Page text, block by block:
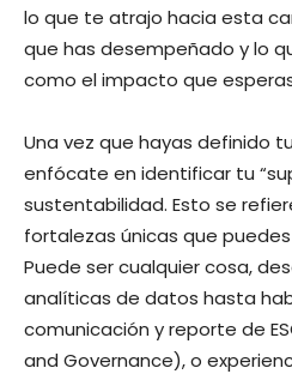
lo que te atrajo hacia esta
que has desempeñado y lo
como el impacto que
Una vez que hayas definido
enfócate en identificar tu
sustentabilidad. Esto se
fortalezas únicas que
Puede ser cualquier cosa,
analíticas de datos hasta
comunicación y reporte de
and Governance), o